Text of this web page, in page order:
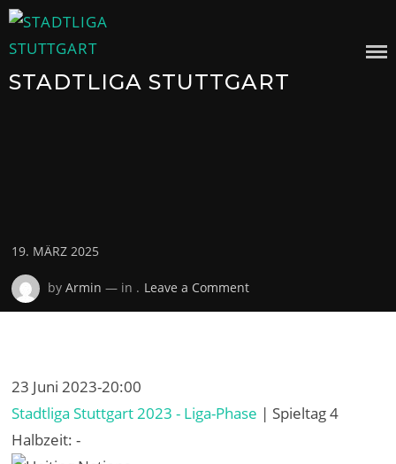
Skip
to
STADTLIGA STUTTGART
Posted
on
19. MÄRZ 2025
byArmin — in . Leave a Commenton
23 Juni 2023-20:00
Stadtliga Stuttgart 2023 - Liga-Phase | Spieltag 4
Halbzeit: -